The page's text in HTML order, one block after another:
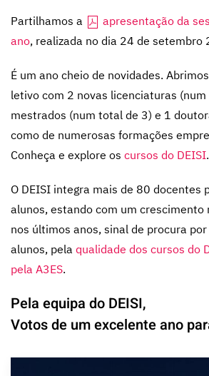
Partilhamos a
apresentação da
ano, realizada no dia 24 de setembro
É um ano cheio de novidades.
letivo com 2 novas licenciaturas
mestrados (num total de 3) e 1
como de numerosas formações
Conheça e explore os cursos do DEISI.
O DEISI integra mais de 80 docentes
alunos, estando com um
nos últimos anos, sinal de procura
alunos, pela qualidade dos cursos do
pela A3ES.
Pela equipa do DEISI,
Votos de um excelente ano